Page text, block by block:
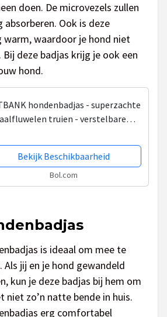
doen. De microvezels zullen
Ook is deze
warm, waardoor je hond niet
deze badjas krijg je ook een
hond.
hondenbadjas - superzachte
truien - verstelbare
+ 1 badborstel
Bekijk Beschikbaarheid
Bol.com
is ideaal om mee te
Als jij en je hond gewandeld
kun je deze badjas bij hem om
niet zo’n natte bende in huis.
erg comfortabel